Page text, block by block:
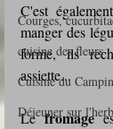
Courges,
cuisine des fleurs
Cuisine du
Déjeuner sur
C'est
manger des
forme, ils
assiette...
Le fromage